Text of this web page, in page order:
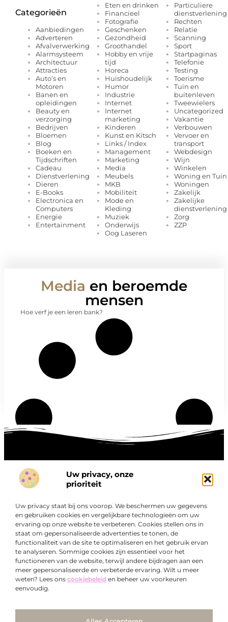
Uw privacy, onze
prioriteit
Uw privacy staat bij ons voorop. We beschermen uw gegevens
en gebruiken cookies en vergelijkbare technologieën om uw
ervaring op onze website te verbeteren. Cookies stellen ons in
staat om gepersonaliseerde advertenties te tonen, de
functionaliteit van de site te optimaliseren en het gebruik ervan
te analyseren. Sommige cookies zijn essentieel voor het
functioneren van de website, terwijl andere bijdragen aan een
meer gepersonaliseerde en verbeterde ervaring. Wilt u meer
weten? Lees ons cookiebeleid en beheer uw voorkeuren
eenvoudig.
Categorieën
Aanbiedingen
Adverteren
Afvalverwerking
Alarmsysteem
Architectuur
Attracties
Auto’s en
Motoren
Banen en
opleidingen
Beauty en
verzorging
Bedrijven
Bloemen
Blog
Boeken en
Tijdschriften
Cadeau
Dienstverlening
Dieren
E-Books
Electronica en
Computers
Energie
Entertainment
Eten en drinken
Financieel
Fotografie
Geschenken
Gezondheid
Groothandel
Hobby en vrije
tijd
Horeca
Huishoudelijk
Humor
Industrie
Internet
Internet
marketing
Kinderen
Kunst en Kitsch
Links / Index
Management
Marketing
Media
Meubels
MKB
Mobiliteit
Mode en
Kleding
Muziek
Onderwijs
Oog Laseren
Particuliere
dienstverlening
Rechten
Relatie
Scanning
Sport
Startpaginas
Telefonie
Testing
Toerisme
Tuin en
buitenleven
Tweewielers
Uncategorized
Vakantie
Verbouwen
Vervoer en
transport
Webdesign
Wijn
Winkelen
Woning en Tuin
Woningen
Zakelijk
Zakelijke
dienstverlening
Zorg
ZZP
Media en beroemde
mensen
Hoe verf je een leren bank?
Over
Bedrijf
“Ontdek een wereld van boeiende blogs en artikelen die
je zowel inspireren als informeren.”
Bij Exclusiefbedrijf.nl draait alles om het leveren van
kwalitatieve inzichten en verhalen die jouw dagelijks leven
verrijken en je uitdagen om verder te denken.
Onze informatie